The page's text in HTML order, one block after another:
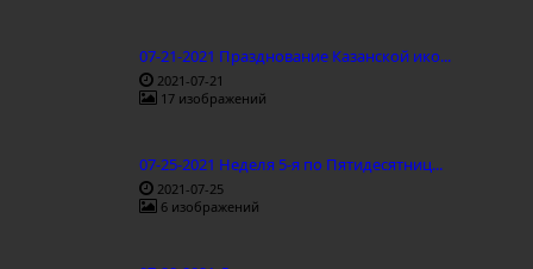
07-21-2021 Празднование Казанской ико...
2021-07-21
17 изображений
07-25-2021 Неделя 5-я по Пятидесятниц...
2021-07-25
6 изображений